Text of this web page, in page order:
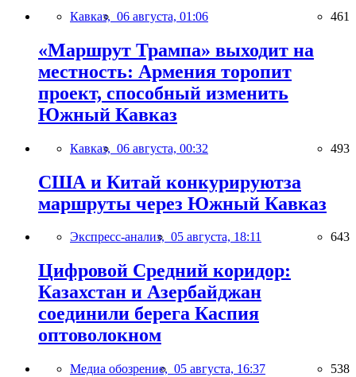
Кавказ, 06 августа, 01:06 461
«Маршрут Трампа» выходит на
местность: Армения торопит
проект, способный изменить
Южный Кавказ
Кавказ, 06 августа, 00:32 493
США и Китай конкурируютза
маршруты через Южный Кавказ
Экспресс-анализ, 05 августа, 18:11 643
Цифровой Средний коридор:
Казахстан и Азербайджан
соединили берега Каспия
оптоволокном
Медиа обозрение, 05 августа, 16:37 538